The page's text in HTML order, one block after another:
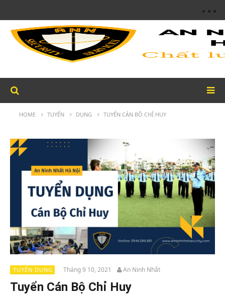
HOME TUYỂN DỤNG TUYỂN CÁN BỘ CHỈ HUY
TUYỂN DỤNG Tháng 9 10, 2021 An Ninh Nhất
Tuyển Cán Bộ Chỉ Huy